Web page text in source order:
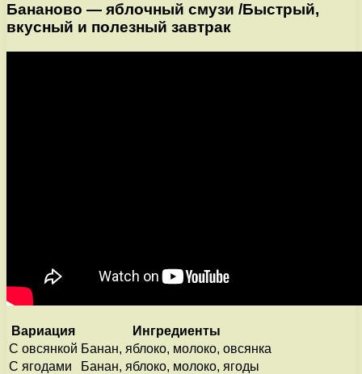
Бананово — яблочный смузи /Быстрый,
вкусный и полезный завтрак
Вариация
Ингредиенты
С овсянкой Банан, яблоко, молоко, овсянка
С ягодами
Банан, яблоко, молоко, ягоды